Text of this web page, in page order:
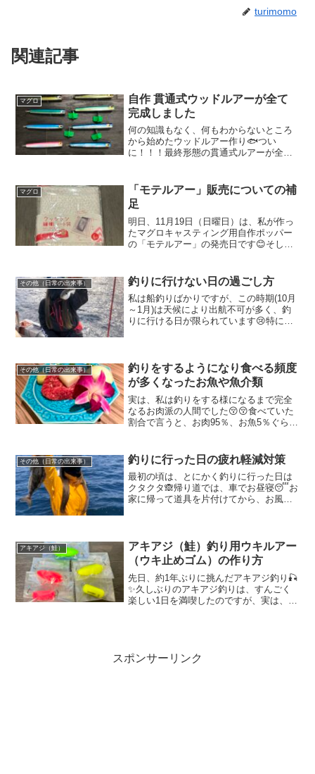
turimomo
関連記事
マグロ
自作 貫通式ウッドルアーが全て
完成しました
何の知識もなく、何もわからないところ
から始めたウッドルアー作り🐟つい
に！！！最終形態の貫通式ルアーが全て
かったのですが、思ったより、最後のト
ップコート乾燥の硬化待ちで...
マグロ
「モテルアー」販売についての補
足
明日、11月19日（日曜日）は、私が作っ
たマグロキャスティング用自作ポッパー
の「モテルアー」の発売日です😊そし
入手しました✨傷がつかないようにプチ
プチに包み発送するため...
その他（日常の出来事） 釣りに行けない日の過ごし方
私は船釣りばかりですが、この時期(10月
～1月)は天候により出航不可が多く、釣
りに行ける日が限られています😢特に、
しまいます🥰🥰そ...
その他（日常の出来事）
釣りをするようになり食べる頻度
が多くなったお魚や魚介類
実は、私は釣りをする様になるまで完全
なるお肉派の人間でした😚😚食べていた
割合で言うと、お肉95％、お魚5％ぐらい
みたい衝動にかられて、焼いたり、煮た
り、時々お刺身も...
その他（日常の出来事） 釣りに行った日の疲れ軽減対策
最初の頃は、とにかく釣りに行った日は
クタクタ🙈帰り道では、車でお昼寝😴お
家に帰って道具を片付けてから、お風呂
いぶコントロール出来るよ...
アキアジ（鮭）
アキアジ（鮭）釣り用ウキルアー
（ウキ止めゴム）の作り方
先日、約1年ぶりに挑んだアキアジ釣り🎣
✨久しぶりのアキアジ釣りは、すんごく
楽しい1日を満喫したのですが、実は、釣
スポンサーリンク